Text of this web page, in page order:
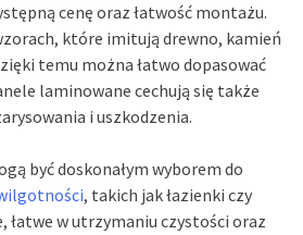
cenę oraz łatwość montażu.
które imitują drewno, kamień
temu można łatwo dopasować
laminowane cechują się także
i uszkodzenia.
być doskonałym wyborem do
, takich jak łazienki czy
łatwe w utrzymaniu czystości oraz